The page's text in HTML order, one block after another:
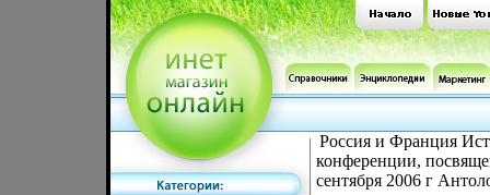
Россия и Франция
конференции,
сентября 2006 г